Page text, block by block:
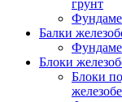
грунт
Балки
Блоки
Блоки